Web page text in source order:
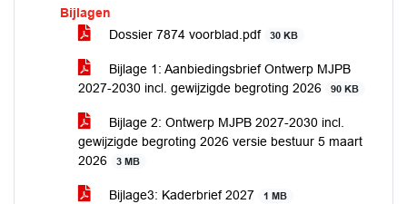
Bijlagen
Dossier 7874 voorblad.pdf
30 KB
Bijlage 1: Aanbiedingsbrief Ontwerp MJPB
2027-2030 incl. gewijzigde begroting 2026
90 KB
Bijlage 2: Ontwerp MJPB 2027-2030 incl.
gewijzigde begroting 2026 versie bestuur 5 maart
2026
3 MB
Bijlage3: Kaderbrief 2027 1 MB